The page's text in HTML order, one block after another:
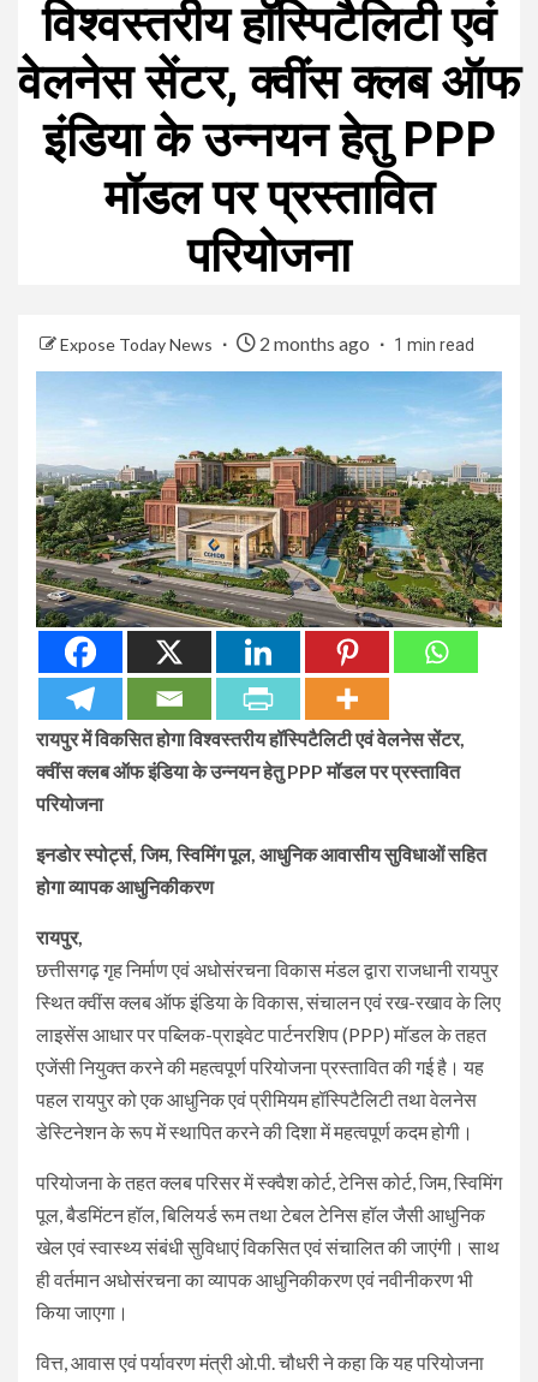
विश्वस्तरीय हॉस्पिटैलिटी एवं
वेलनेस सेंटर, क्वींस क्लब ऑफ
इंडिया के उन्नयन हेतु PPP
मॉडल पर प्रस्तावित
परियोजना
Expose Today News 2 months ago 1 min read
रायपुर में विकसित होगा विश्वस्तरीय हॉस्पिटैलिटी एवं वेलनेस सेंटर,
क्वींस क्लब ऑफ इंडिया के उन्नयन हेतु PPP मॉडल पर प्रस्तावित
परियोजना
इनडोर स्पोर्ट्स, जिम, स्विमिंग पूल, आधुनिक आवासीय सुविधाओं सहित
होगा व्यापक आधुनिकीकरण
रायपुर,
छत्तीसगढ़ गृह निर्माण एवं अधोसंरचना विकास मंडल द्वारा राजधानी रायपुर
स्थित क्वींस क्लब ऑफ इंडिया के विकास, संचालन एवं रख-रखाव के लिए
लाइसेंस आधार पर पब्लिक-प्राइवेट पार्टनरशिप (PPP) मॉडल के तहत
एजेंसी नियुक्त करने की महत्वपूर्ण परियोजना प्रस्तावित की गई है। यह
पहल रायपुर को एक आधुनिक एवं प्रीमियम हॉस्पिटैलिटी तथा वेलनेस
डेस्टिनेशन के रूप में स्थापित करने की दिशा में महत्वपूर्ण कदम होगी।
परियोजना के तहत क्लब परिसर में स्क्वैश कोर्ट, टेनिस कोर्ट, जिम, स्विमिंग
पूल, बैडमिंटन हॉल, बिलियर्ड रूम तथा टेबल टेनिस हॉल जैसी आधुनिक
खेल एवं स्वास्थ्य संबंधी सुविधाएं विकसित एवं संचालित की जाएंगी। साथ
ही वर्तमान अधोसंरचना का व्यापक आधुनिकीकरण एवं नवीनीकरण भी
किया जाएगा।
वित्त, आवास एवं पर्यावरण मंत्री ओ.पी. चौधरी ने कहा कि यह परियोजना